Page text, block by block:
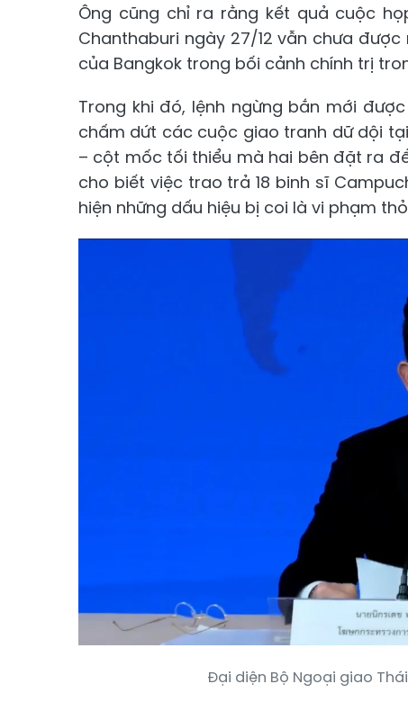
Ông cũng chỉ ra rằng kết quả cuộc
Chanthaburi ngày 27/12 vẫn chưa
của Bangkok trong bối cảnh chính trị
Trong khi đó, lệnh ngừng bắn mới
chấm dứt các cuộc giao tranh dữ dội
– cột mốc tối thiểu mà hai bên đặt ra
cho biết việc trao trả 18 binh sĩ
hiện những dấu hiệu bị coi là vi phạm
Đại diện Bộ Ngoại giao